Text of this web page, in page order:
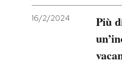
16/2/2024
Più